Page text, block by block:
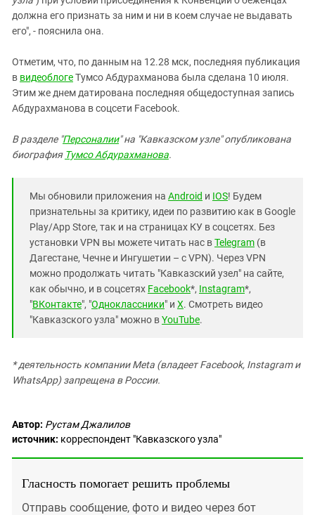
должна его признать за ним и ни в коем случае не выдавать
его", - пояснила она.
Отметим, что, по данным на 12.28 мск, последняя публикация
в видеоблогеТумсо Абдурахманова была сделана 10 июля.
Этим же днем датирована последняя общедоступная запись
Абдурахманова в соцсети Facebook.
В разделе "Персоналии" на "Кавказском узле" опубликована
биография Тумсо Абдурахманова.
Мы обновили приложения на Android и IOS! Будем
признательны за критику, идеи по развитию как в Google
Play/App Store, так и на страницах КУ в соцсетях. Без
установки VPN вы можете читать нас вTelegram (в
Дагестане, Чечне и Ингушетии – с VPN). Через VPN
можно продолжать читать "Кавказский узел" на сайте,
как обычно, и в соцсетях Facebook*, Instagram*,
"ВКонтакте", "Одноклассники" и X. Смотреть видео
"Кавказского узла" можно вYouTube.
* деятельность компании Meta (владеет Facebook, Instagram и
WhatsApp) запрещена в России.
Автор: Рустам Джалилов
источник: корреспондент "Кавказского узла"
Гласность помогает решить проблемы
Отправь сообщение, фото и видео через бот